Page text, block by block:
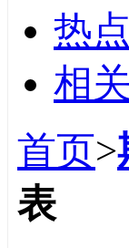
热
相
首页>
表